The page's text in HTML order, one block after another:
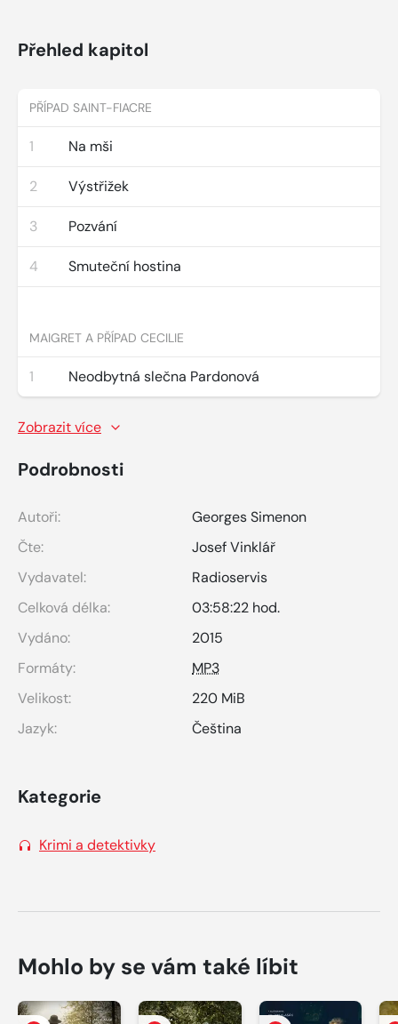
Přehled kapitol
PŘÍPAD SAINT-FIACRE
1 Na mši
2 Výstřižek
3 Pozvání
4 Smuteční hostina
MAIGRET A PŘÍPAD CECILIE
1 Neodbytná slečna Pardonová
Zobrazit více
Podrobnosti
Autoři:
Georges Simenon
Čte:
Josef Vinklář
Vydavatel:
Radioservis
Celková délka:
03:58:22 hod.
Vydáno:
2015
Formáty:
MP3
Velikost:
220 MiB
Jazyk:
Čeština
Kategorie
Krimi a detektivky
Mohlo by se vám také líbit